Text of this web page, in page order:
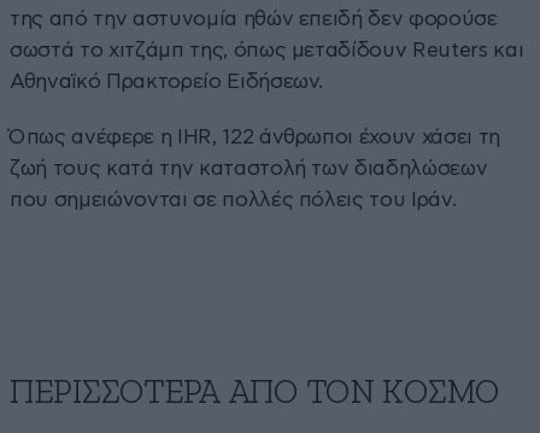
της από την αστυνομία ηθών επειδή δεν φορούσε
σωστά το χιτζάμπ της, όπως μεταδίδουν Reuters και
Αθηναϊκό Πρακτορείο Ειδήσεων.
Όπως ανέφερε η IHR, 122 άνθρωποι έχουν χάσει τη
ζωή τους κατά την καταστολή των διαδηλώσεων
που σημειώνονται σε πολλές πόλεις του Ιράν.
ΠΕΡΙΣΣΟΤΕΡΑ ΑΠΟ ΤΟΝ ΚΟΣΜΟ